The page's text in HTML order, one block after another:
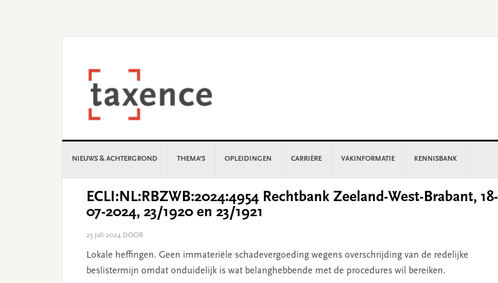
NIEUWS & ACHTERGROND THEMA’S OPLEIDINGEN CARRIÈRE VAKINFORMATIE KENNISBANK
ECLI:NL:RBZWB:2024:4954 Rechtbank Zeeland-West-Brabant, 18-
07-2024, 23/1920 en 23/1921
25 juli 2024 DOOR
Lokale heffingen. Geen immateriële schadevergoeding wegens overschrijding van de redelijke
beslistermijn omdat onduidelijk is wat belanghebbende met de procedures wil bereiken.